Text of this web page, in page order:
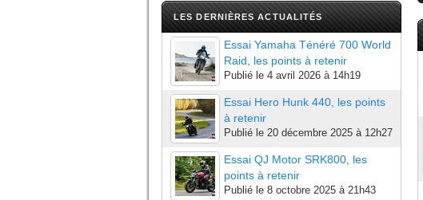
LES DERNIÈRES ACTUALITÉS
Essai Yamaha Ténéré 700 World
Raid, les points à retenir
Publié le 4 avril 2026 à 14h19
Essai Hero Hunk 440, les points
à retenir
Publié le 20 décembre 2025 à 12h27
Essai QJ Motor SRK800, les
points à retenir
Publié le 8 octobre 2025 à 21h43